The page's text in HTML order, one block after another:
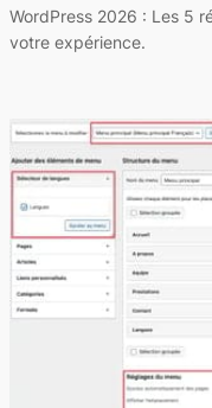
WordPress 2026 : Les 5
votre expérience.